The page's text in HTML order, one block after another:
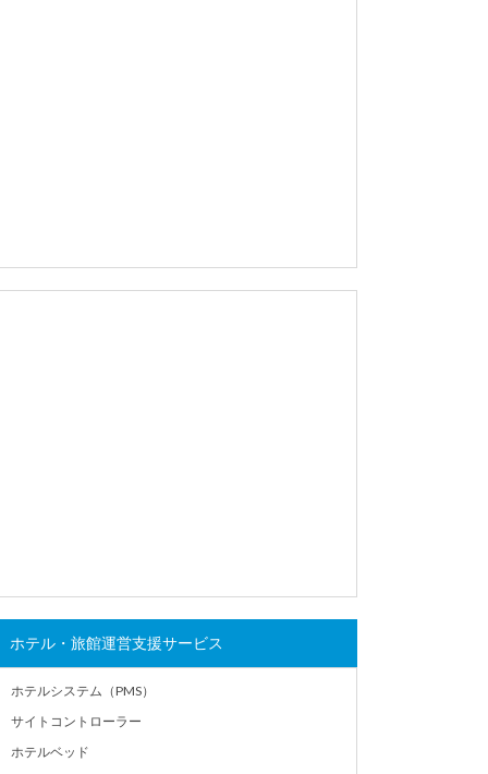
ホテル・旅館運営支援サービス
ホテルシステム（PMS）
サイトコントローラー
ホテルベッド